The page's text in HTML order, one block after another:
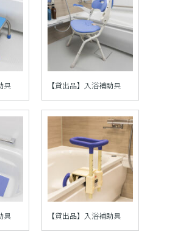
具 【貸出品】入浴補助具
具 【貸出品】入浴補助具